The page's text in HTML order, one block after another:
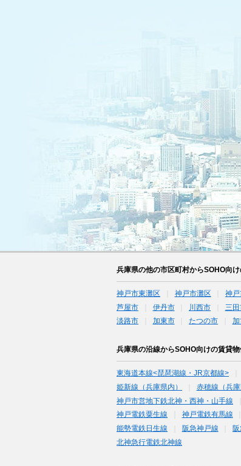
兵庫県の他の市区町村からSOHO向
神戸市東灘区 神戸市灘区 神戸
芦屋市
伊丹市 川西市 三田
淡路市
加東市 たつの市 加
兵庫県の沿線からSOHO向けの賃貸
東海道本線<琵琶湖線・JR京都線>
姫新線（兵庫県内）
赤穂線（兵庫
神戸市営地下鉄北神・西神・山手線
神戸電鉄粟生線
神戸電鉄有馬線
能勢電鉄日生線
阪急神戸線
北神急行電鉄北神線